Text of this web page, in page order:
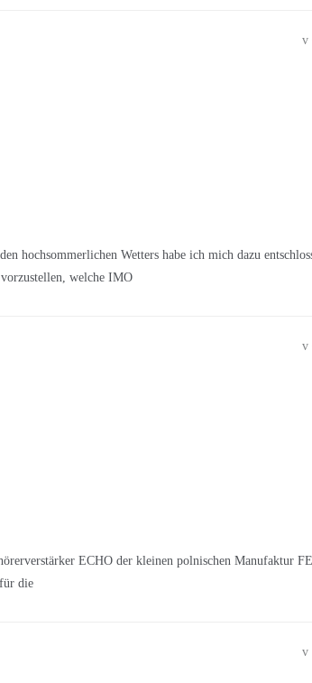
hochsommerlichen Wetters habe ich mich dazu
welche IMO
ECHO der kleinen polnischen Manufaktur
die